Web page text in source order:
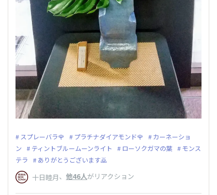
スプレーバラ🌹 プラチナダイアモンド🌹
カーネーショ
ン
ティントブルームーンライト ローソクガマの葉
モンス
テラ
ありがとうございます🙇
十日睦月、 他46人がリアクション